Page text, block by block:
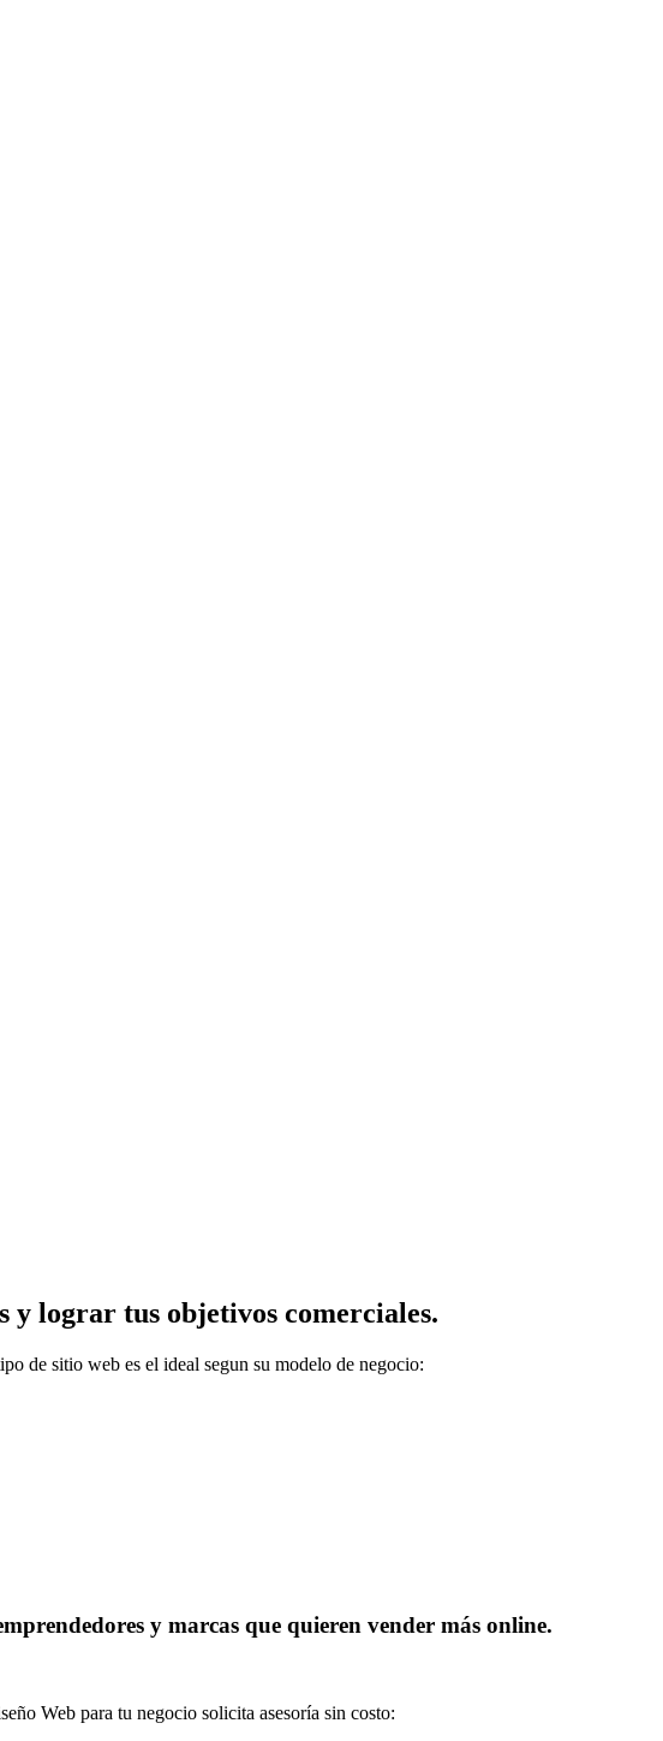
y lograr tus objetivos comerciales.
de sitio web es el ideal segun su modelo de negocio:
y marcas que quieren vender más online.
Web para tu negocio solicita asesoría sin costo: